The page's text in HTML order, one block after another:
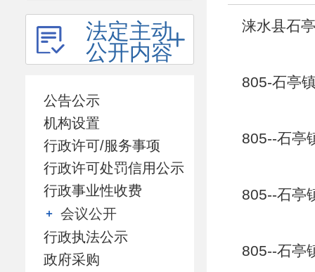
法定主动
公开内容
公告公示
机构设置
行政许可/服务事项
行政许可处罚信用公示
行政事业性收费
会议公开
行政执法公示
政府采购
涞水县石
805-石亭
805--石亭
805--石亭
805--石亭